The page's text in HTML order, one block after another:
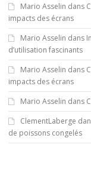
Mario Asselin dans
impacts des écrans
Mario Asselin dans
d’utilisation fascinants
Mario Asselin dans
impacts des écrans
Mario Asselin dans
ClementLaberge
de poissons congelés